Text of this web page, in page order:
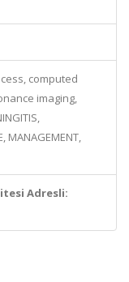
computed
imaging,
MANAGEMENT,
Adresli: